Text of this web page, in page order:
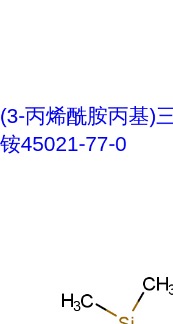
(3-丙烯酰胺丙基)
铵45021-77-0